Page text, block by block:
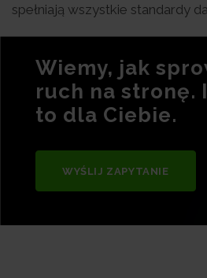
spełniają wszystkie standardy
Wiemy, jak
ruch na stronę.
to dla Ciebie.
WYŚLIJ ZAPYTANIE